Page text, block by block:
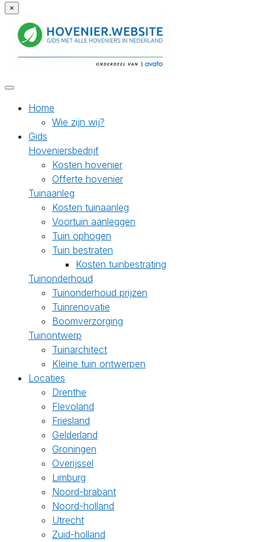
×
Home
Wie zijn wij?
Gids
Hoveniersbedrijf
Kosten hovenier
Offerte hovenier
Tuinaanleg
Kosten tuinaanleg
Voortuin aanleggen
Tuin ophogen
Tuin bestraten
Kosten tuinbestrating
Tuinonderhoud
Tuinonderhoud prijzen
Tuinrenovatie
Boomverzorging
Tuinontwerp
Tuinarchitect
Kleine tuin ontwerpen
Locaties
Drenthe
Flevoland
Friesland
Gelderland
Groningen
Overijssel
Limburg
Noord-brabant
Noord-holland
Utrecht
Zuid-holland